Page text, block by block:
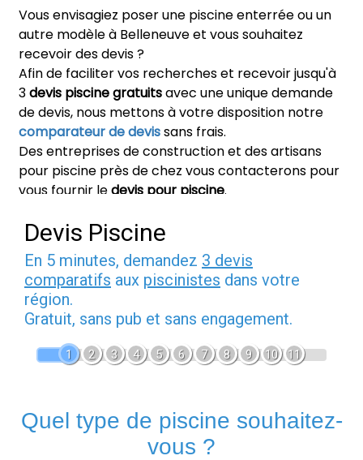
Vous envisagiez poser une piscine enterrée ou un
autre modèle à Belleneuve et vous souhaitez
recevoir des devis ?
Afin de faciliter vos recherches et recevoir jusqu'à
3devis piscine gratuitsavec une unique demande
de devis, nous mettons à votre disposition notre
comparateur de devissans frais.
Des entreprises de construction et des artisans
pour piscine près de chez vous contacterons pour
vous fournir ledevis pour piscine.
Devis Piscine
En 5 minutes, demandez 3 devis
comparatifs aux piscinistes dans votre
région.
Gratuit, sans pub et sans engagement.
1 2 3 4 5 6 7 8 9 10 11
Quel type de piscine souhaitez-
vous ?